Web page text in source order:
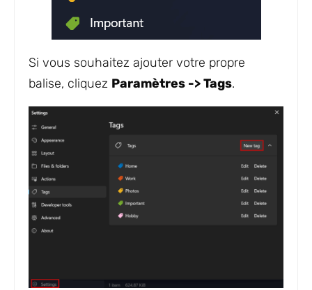
Si vous souhaitez ajouter votre propre
balise, cliquez Paramètres -> Tags.